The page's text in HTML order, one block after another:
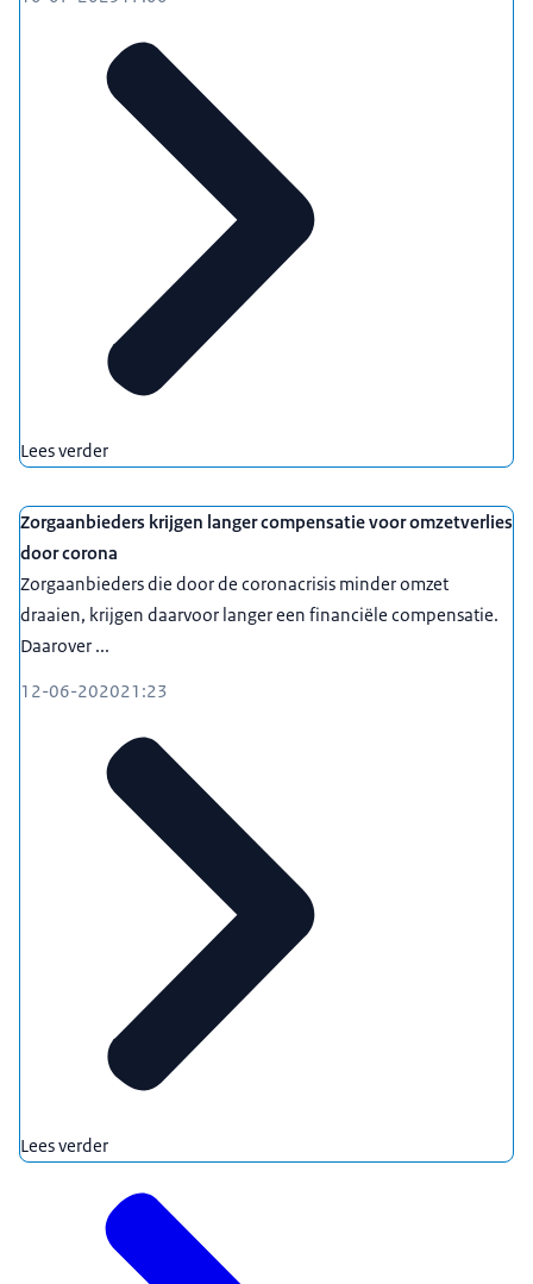
Lees verder
Zorgaanbieders krijgen langer compensatie voor omzetverlies
door corona
Zorgaanbieders die door de coronacrisis minder omzet
draaien, krijgen daarvoor langer een financiële compensatie.
Daarover ...
12-06-202021:23
Lees verder